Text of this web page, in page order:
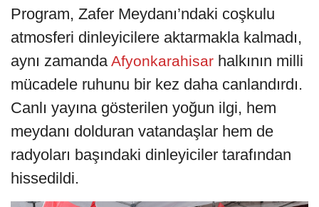
Program, Zafer Meydanı’ndaki coşkulu
atmosferi dinleyicilere aktarmakla kalmadı,
aynı zamanda Afyonkarahisar halkının milli
mücadele ruhunu bir kez daha canlandırdı.
Canlı yayına gösterilen yoğun ilgi, hem
meydanı dolduran vatandaşlar hem de
radyoları başındaki dinleyiciler tarafından
hissedildi.